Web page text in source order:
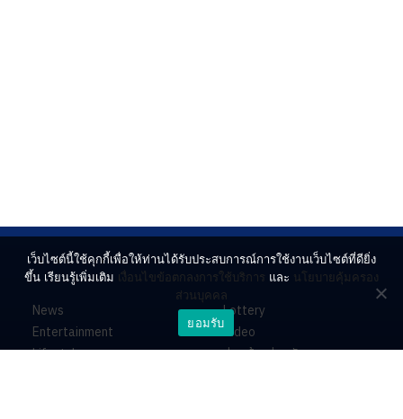
News
Entertainment
Lifestyle
Lottery
Video
ร่วมด้วยช่วยกัน
เว็บไซต์นี้ใช้คุกกี้เพื่อให้ท่านได้รับประสบการณ์การใช้งานเว็บไซต์ที่ดียิ่ง
ขึ้น เรียนรู้เพิ่มเติม เงื่อนไขข้อตกลงการใช้บริการ และ นโยบายคุ้มครอง
ส่วนบุคคล
ยอมรับ